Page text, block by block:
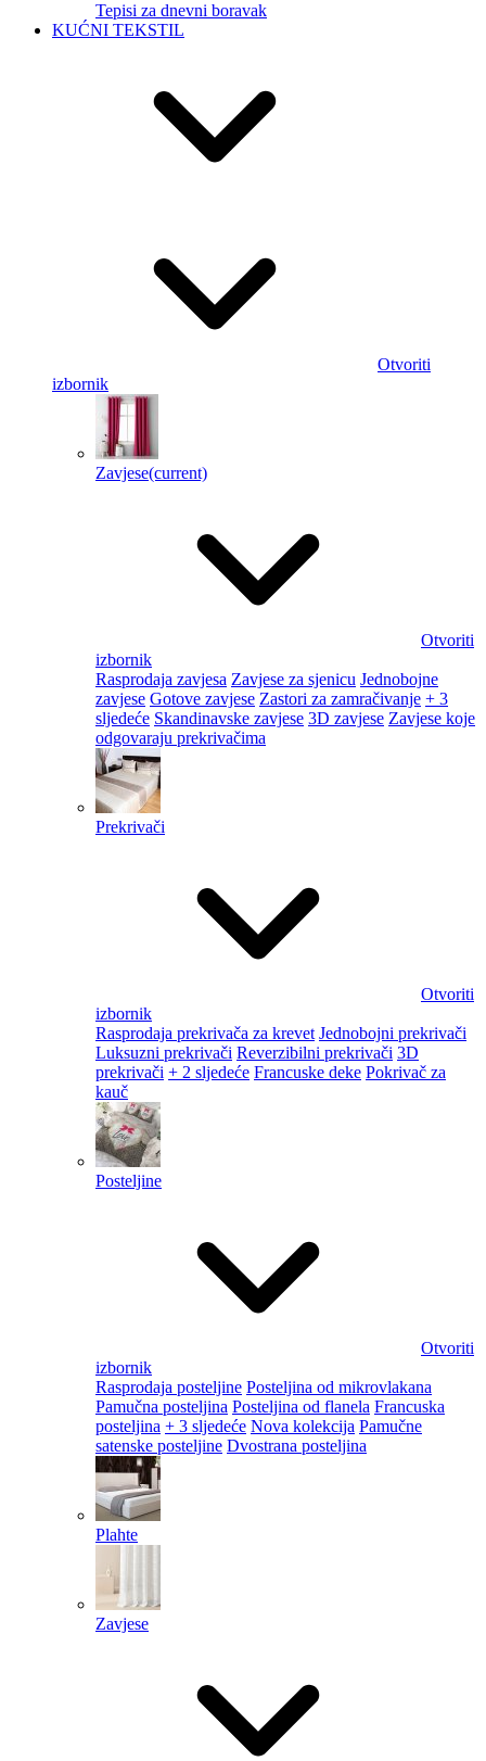
Tepisi za dnevni boravak
KUĆNI TEKSTIL
Otvoriti
izbornik
Zavjese(current)
Otvoriti
izbornik
Rasprodaja zavjesa Zavjese za sjenicu Jednobojne
zavjese Gotove zavjese Zastori za zamračivanje + 3
sljedeće Skandinavske zavjese 3D zavjese Zavjese koje
odgovaraju prekrivačima
Prekrivači
Otvoriti
izbornik
Rasprodaja prekrivača za krevet Jednobojni prekrivači
Luksuzni prekrivači Reverzibilni prekrivači 3D
prekrivači + 2 sljedeće Francuske deke Pokrivač za
kauč
Posteljine
Otvoriti
izbornik
Rasprodaja posteljine Posteljina od mikrovlakana
Pamučna posteljina Posteljina od flanela Francuska
posteljina + 3 sljedeće Nova kolekcija Pamučne
satenske posteljine Dvostrana posteljina
Plahte
Zavjese